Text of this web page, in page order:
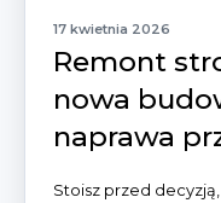
17 kwietnia 2026
Remont
nowa
naprawa
Stoisz przed